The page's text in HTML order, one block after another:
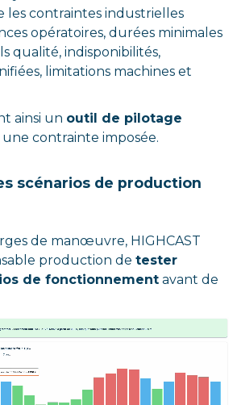
les contraintes industrielles
opératoires, durées minimales
qualité, indisponibilités,
limitations machines et
ainsi un outil de pilotage
une contrainte imposée.
scénarios de production
de manœuvre, HIGHCAST
production de tester
de fonctionnement avant de